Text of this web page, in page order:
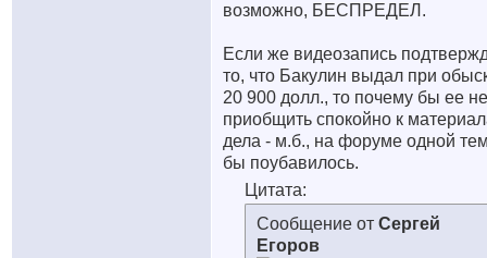
возможно, БЕСПРЕДЕЛ.
Если же видеозапись
то, что Бакулин выдал при
20 900 долл., то почему бы ее не
приобщить спокойно к
дела - м.б., на форуме одной
бы поубавилось.
Цитата:
Сообщение от Сергей
Егоров